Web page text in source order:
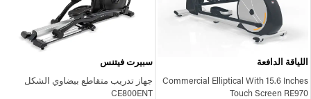
اللياقة الدافعة
Commercial Elliptical With 15.6 Inches
Touch Screen RE970
سبيرت فيتنس
جهاز تدريب متقاطع بيضاوي الشكل
CE800ENT